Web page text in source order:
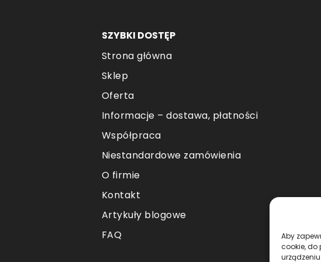
Aby
cookie,
SZYBKI DOSTĘP
Strona główna
Sklep
Oferta
Informacje – dostawa, płatności
Współpraca
Niestandardowe zamówienia
O firmie
Kontakt
Artykuły blogowe
FAQ